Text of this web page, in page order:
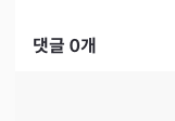
댓글 0개